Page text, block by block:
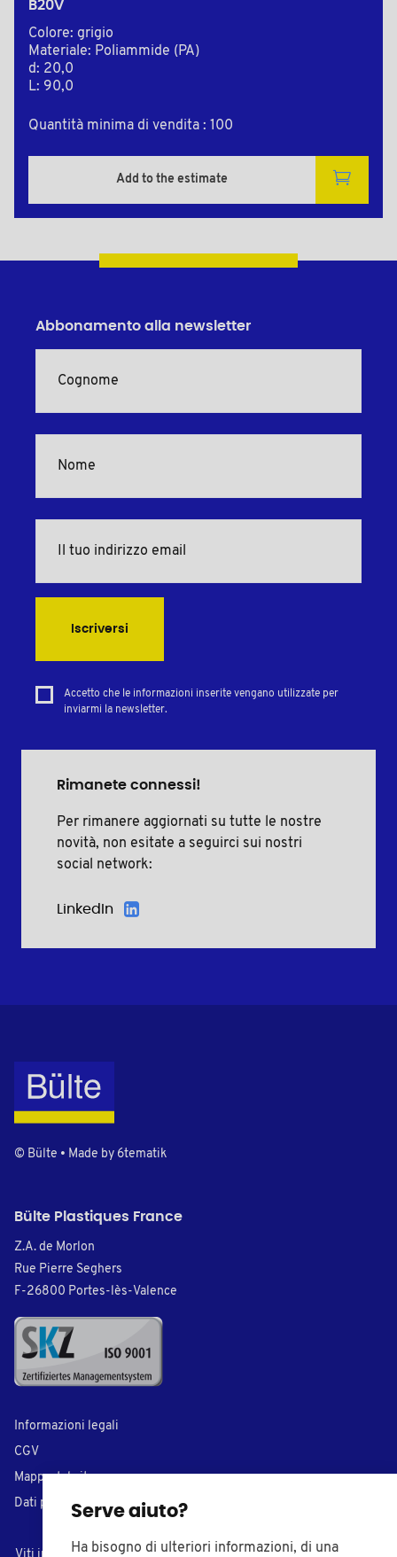
B20V
Colore: grigio
Materiale: Poliammide (PA)
d: 20,0
L: 90,0
Quantità minima di vendita : 100
Add to the estimate
Serve aiuto?
Ha bisogno di ulteriori informazioni, di una
Abbonamento alla newsletter
Iscriversi
Accetto che le informazioni inserite vengano utilizzate per
inviarmi la newsletter.
Rimanete connessi!
Per rimanere aggiornati su tutte le nostre
novità, non esitate a seguirci sui nostri
social network:
LinkedIn
© Bülte • Made by 6tematik
Bülte Plastiques France
Z.A. de Morlon
Rue Pierre Seghers
F-26800 Portes-lès-Valence
Informazioni legali
CGV
Mappa del sito
Dati personali